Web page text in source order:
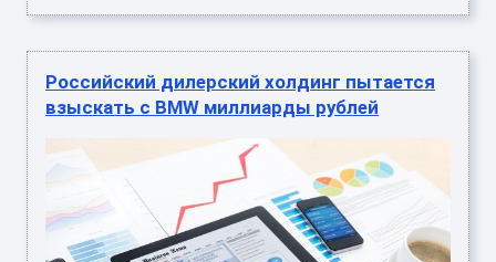
Российский дилерский холдинг пытается
взыскать с BMW миллиарды рублей